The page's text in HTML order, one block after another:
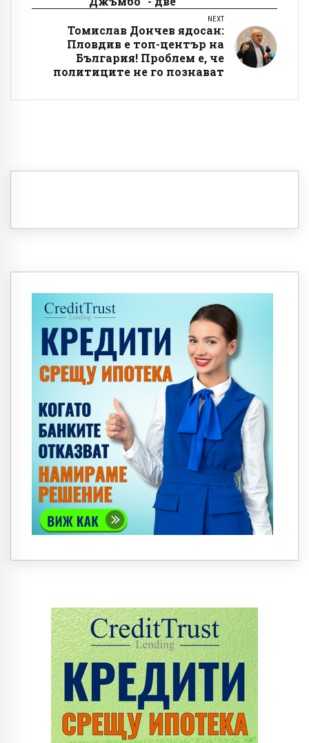
NEXT
Томислав Дончев ядосан:
Пловдив е топ-център на
България! Проблем е, че
политиците не го познават